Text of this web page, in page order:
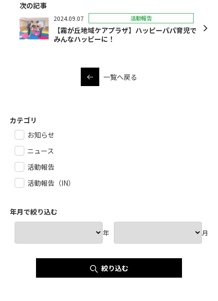
次の記事
2024.09.07 活動報告
【霧が丘地域ケアプラザ】ハッピーパパ育児で
みんなハッピーに！
一覧へ戻る
カテゴリ
お知らせ
ニュース
活動報告
活動報告（IN）
年月で絞り込む
年 月
絞り込む